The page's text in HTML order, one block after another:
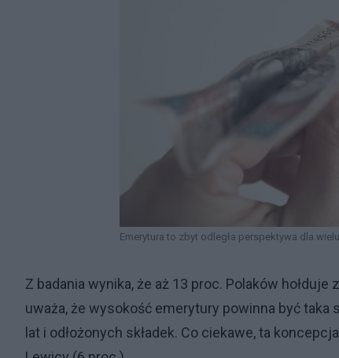
Emerytura to zbyt odległa perspektywa dla
Z badania wynika, że aż 13 proc. Polaków
uważa, że wysokość emerytury powinna być
lat i odłożonych składek. Co ciekawe, ta